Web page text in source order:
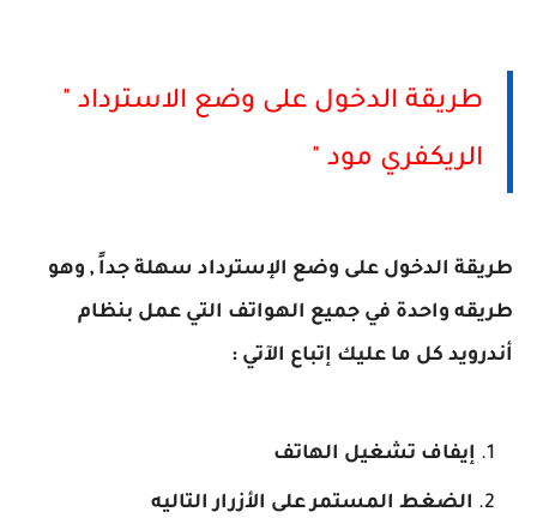
طريقة الدخول على وضع الاسترداد "
الريكفري مود "
طريقة الدخول على وضع الإسترداد سهلة جداً , وهو
طريقه واحدة في جميع الهواتف التي عمل بنظام
أندرويد كل ما عليك إتباع الآتي :
إيفاف تشغيل الهاتف
الضغط المستمر على الأزرار التاليه